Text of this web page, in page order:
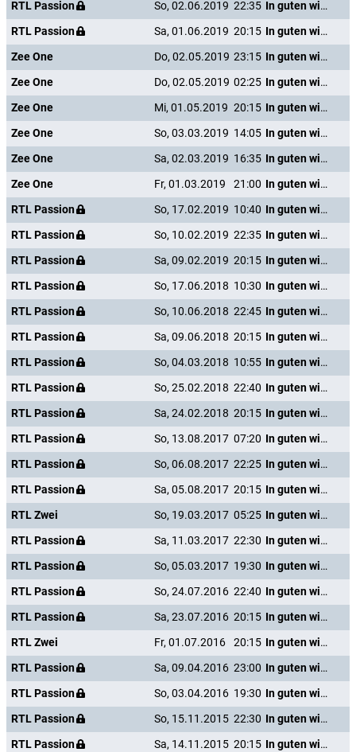
RTL Passion
So, 02.06.2019 22:35
In guten wie in schweren Tagen
RTL Passion
Sa, 01.06.2019 20:15
In guten wie in schweren Tagen
Zee One
Do, 02.05.2019 23:15
In guten wie in schweren Tagen
Zee One
Do, 02.05.2019 02:25
In guten wie in schweren Tagen
Zee One
Mi, 01.05.2019 20:15
In guten wie in schweren Tagen
Zee One
So, 03.03.2019 14:05
In guten wie in schweren Tagen
Zee One
Sa, 02.03.2019 16:35
In guten wie in schweren Tagen
Zee One
Fr, 01.03.2019 21:00
In guten wie in schweren Tagen
RTL Passion
So, 17.02.2019 10:40
In guten wie in schweren Tagen
RTL Passion
So, 10.02.2019 22:35
In guten wie in schweren Tagen
RTL Passion
Sa, 09.02.2019 20:15
In guten wie in schweren Tagen
RTL Passion
So, 17.06.2018 10:30
In guten wie in schweren Tagen
RTL Passion
So, 10.06.2018 22:45
In guten wie in schweren Tagen
RTL Passion
Sa, 09.06.2018 20:15
In guten wie in schweren Tagen
RTL Passion
So, 04.03.2018 10:55
In guten wie in schweren Tagen
RTL Passion
So, 25.02.2018 22:40
In guten wie in schweren Tagen
RTL Passion
Sa, 24.02.2018 20:15
In guten wie in schweren Tagen
RTL Passion
So, 13.08.2017 07:20
In guten wie in schweren Tagen
RTL Passion
So, 06.08.2017 22:25
In guten wie in schweren Tagen
RTL Passion
Sa, 05.08.2017 20:15
In guten wie in schweren Tagen
RTL Zwei
So, 19.03.2017 05:25
In guten wie in schweren Tagen
RTL Passion
Sa, 11.03.2017 22:30
In guten wie in schweren Tagen
RTL Passion
So, 05.03.2017 19:30
In guten wie in schweren Tagen
RTL Passion
So, 24.07.2016 22:40
In guten wie in schweren Tagen
RTL Passion
Sa, 23.07.2016 20:15
In guten wie in schweren Tagen
RTL Zwei
Fr, 01.07.2016 20:15
In guten wie in schweren Tagen
RTL Passion
Sa, 09.04.2016 23:00
In guten wie in schweren Tagen
RTL Passion
So, 03.04.2016 19:30
In guten wie in schweren Tagen
RTL Passion
So, 15.11.2015 22:30
In guten wie in schweren Tagen
RTL Passion
Sa, 14.11.2015 20:15
In guten wie in schweren Tagen